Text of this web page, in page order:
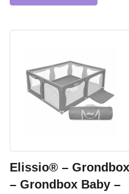
Elissio® – Grondbox
– Grondbox Baby –